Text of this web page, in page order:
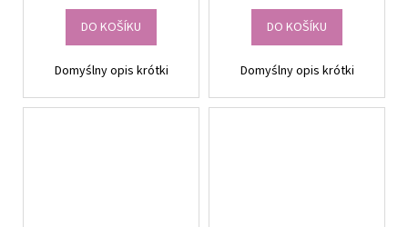
DO KOŠÍKU
Domyślny opis krótki
DO KOŠÍKU
Domyślny opis krótki